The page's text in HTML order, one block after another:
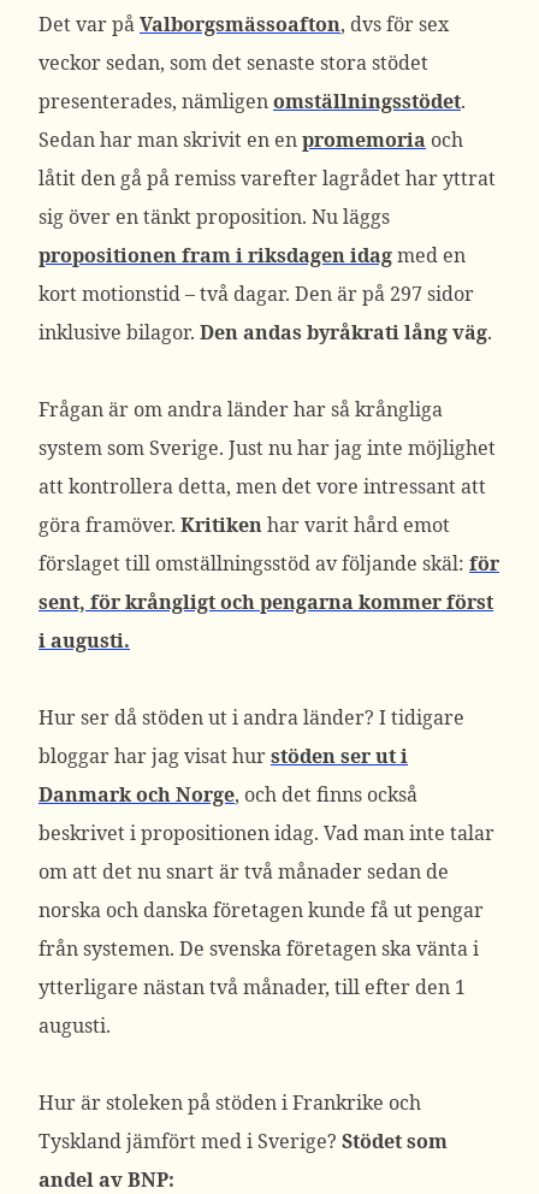
Det var påValborgsmässoafton, dvs för sex
veckor sedan, som det senaste stora stödet
presenterades, nämligenomställningsstödet.
Sedan har man skrivit en enpromemoria och
låtit den gå på remiss varefter lagrådet har yttrat
sig över en tänkt proposition. Nu läggs
propositionen fram i riksdagen idagmed en
kort motionstid – två dagar. Den är på 297 sidor
inklusive bilagor. Den andas byråkrati lång väg.
Frågan är om andra länder har så krångliga
system som Sverige. Just nu har jag inte möjlighet
att kontrollera detta, men det vore intressant att
göra framöver. Kritikenhar varit hård emot
förslaget till omställningsstöd av följande skäl: för
sent, för krångligt och pengarna kommer först
i augusti.
Hur ser då stöden ut i andra länder? I tidigare
bloggar har jag visat hurstöden ser ut i
Danmark och Norge, och det finns också
beskrivet i propositionen idag. Vad man inte talar
om att det nu snart är två månader sedan de
norska och danska företagen kunde få ut pengar
från systemen. De svenska företagen ska vänta i
ytterligare nästan två månader, till efter den 1
augusti.
Hur är stoleken på stöden i Frankrike och
Tyskland jämfört med i Sverige? Stödet som
andel av BNP: